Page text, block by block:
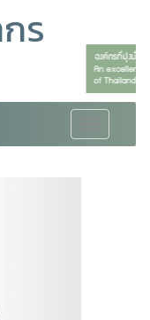
ร
navigation